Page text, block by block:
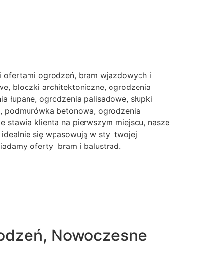
ofertami ogrodzeń, bram wjazdowych i
bloczki architektoniczne, ogrodzenia
ogrodzenia palisadowe, słupki
podmurówka betonowa, ogrodzenia
stawia klienta na pierwszym miejscu, nasze
się wpasowują w styl twojej
oferty bram i balustrad.
Nowoczesne